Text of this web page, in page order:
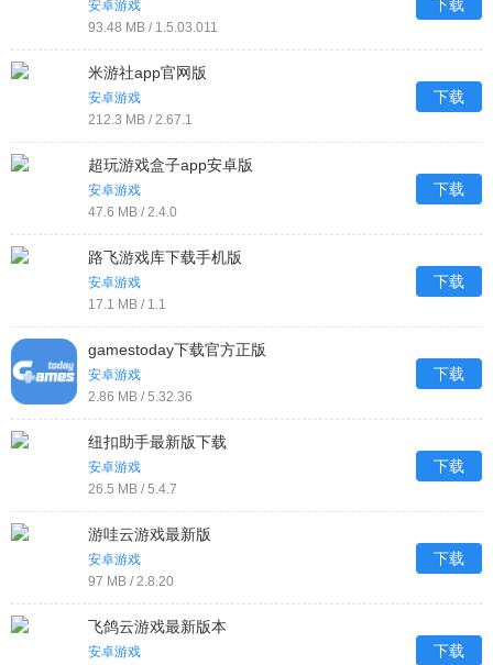
安卓游戏
93.48 MB / 1.5.03.011
下载
米游社app官网版
安卓游戏
212.3 MB / 2.67.1
下载
超玩游戏盒子app安卓版
安卓游戏
47.6 MB / 2.4.0
下载
路飞游戏库下载手机版
安卓游戏
17.1 MB / 1.1
下载
gamestoday下载官方正版
安卓游戏
2.86 MB / 5.32.36
下载
纽扣助手最新版下载
安卓游戏
26.5 MB / 5.4.7
下载
游哇云游戏最新版
安卓游戏
97 MB / 2.8.20
下载
飞鸽云游戏最新版本
安卓游戏
下载